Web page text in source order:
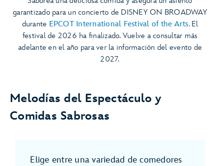
garantizado para un concierto de DISNEY ON BROADWAY
durante EPCOT International Festival of the Arts. El
festival de 2026 ha finalizado. Vuelve a consultar más
adelante en el año para ver la información del evento de
2027.
Melodías del Espectáculo y
Comidas Sabrosas
Elige entre una variedad de comedores